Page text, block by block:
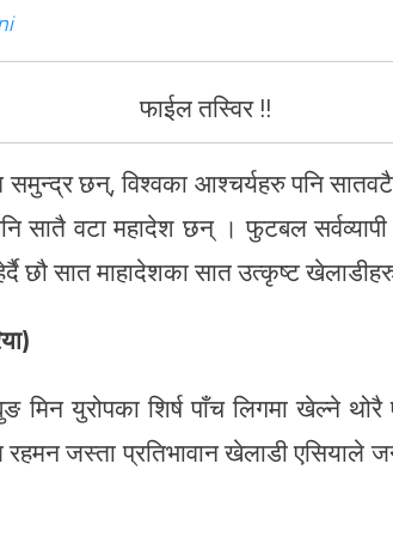
फाईल तस्विर !!
समुन्द्र छन्, विश्वका आश्चर्यहरु पनि
सातै वटा महादेश छन् । फुटबल
छौ सात माहादेशका सात उत्कृष्ट
मिन युरोपका शिर्ष पाँच लिगमा खेल्ने
जस्ता प्रतिभावान खेलाडी एसियाले